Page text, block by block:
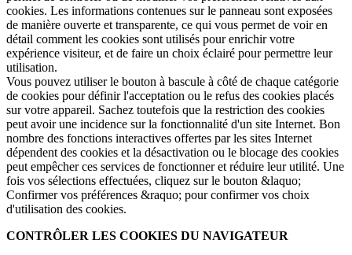
cookies. Les informations contenues sur le panneau sont exposées
de manière ouverte et transparente, ce qui vous permet de voir en
détail comment les cookies sont utilisés pour enrichir votre
expérience visiteur, et de faire un choix éclairé pour permettre leur
utilisation.
Vous pouvez utiliser le bouton à bascule à côté de chaque catégorie
de cookies pour définir l'acceptation ou le refus des cookies placés
sur votre appareil. Sachez toutefois que la restriction des cookies
peut avoir une incidence sur la fonctionnalité d'un site Internet. Bon
nombre des fonctions interactives offertes par les sites Internet
dépendent des cookies et la désactivation ou le blocage des cookies
peut empêcher ces services de fonctionner et réduire leur utilité. Une
fois vos sélections effectuées, cliquez sur le bouton &laquo;
Confirmer vos préférences &raquo; pour confirmer vos choix
d'utilisation des cookies.
CONTRÔLER LES COOKIES DU NAVIGATEUR